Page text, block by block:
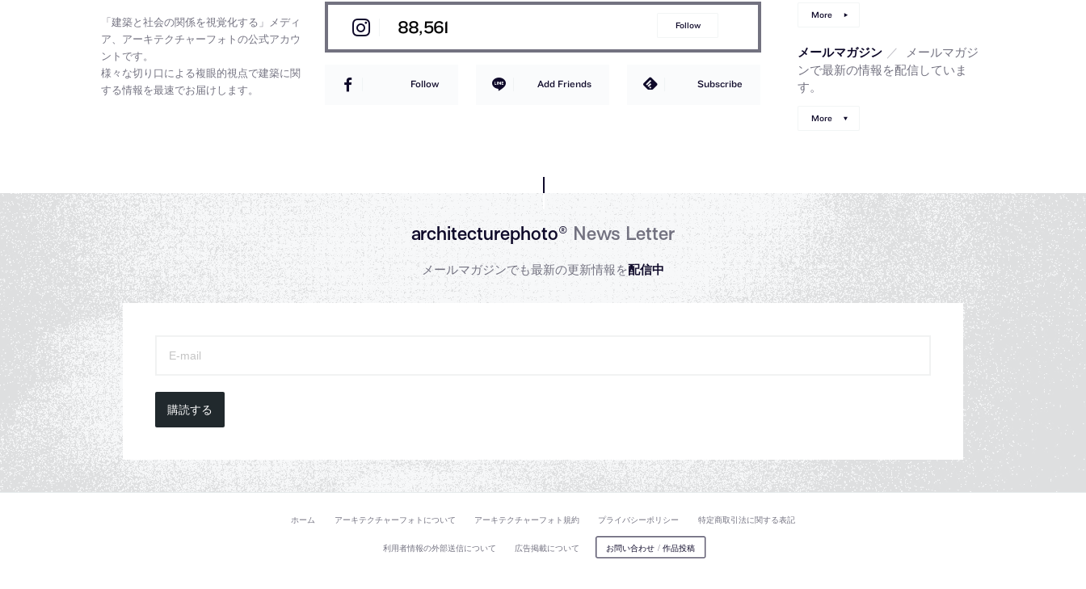
「建築と社会の関係を視覚化する」メディ
ア、アーキテクチャーフォトの公式アカウ
ントです。
様々な切り口による複眼的視点で建築に関
する情報を最速でお届けします。
88,561 Follow
Follow Add Friends Subscribe
More
メールマガジン ／
メールマガジ
ンで最新の情報を配信していま
す。
More
architecturephoto®News Letter
メールマガジンでも最新の更新情報を配信中
購読する
ホーム アーキテクチャーフォトについて アーキテクチャーフォト規約 プライバシーポリシー 特定商取引法に関する表記
利用者情報の外部送信について 広告掲載について お問い合わせ / 作品投稿